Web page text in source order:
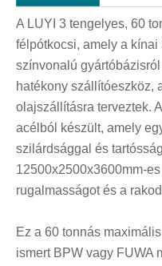
A LUYI 3 tengelyes, 60
félpótkocsi, amely a
színvonalú
hatékony szállítóeszköz,
olajszállításra terveztek.
acélból készült, amely
szilárdsággal és
12500x2500x3600mm-
rugalmasságot és a
Ez a 60 tonnás
ismert BPW vagy FUWA